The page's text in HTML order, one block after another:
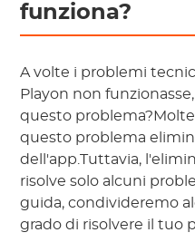
funziona?
A volte i problemi
Playon non
questo
questo problema
dell'app.Tuttavia,
risolve solo alcuni
guida, condivideremo
grado di risolvere il tuo